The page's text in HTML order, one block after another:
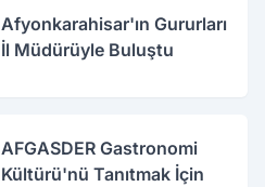
Afyonkarahisar'ın Gururları
İl Müdürüyle Buluştu
AFGASDER Gastronomi
Kültürü'nü Tanıtmak İçin